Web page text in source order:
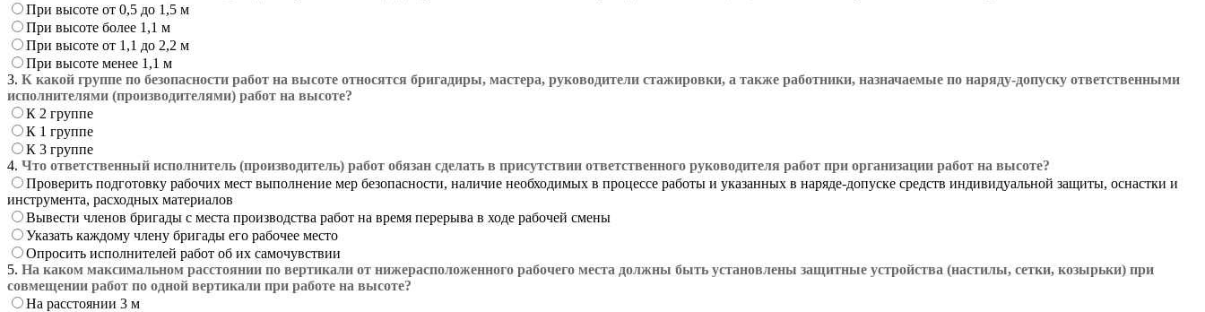
При высоте от 0,5 до 1,5 м
При высоте более 1,1 м
При высоте от 1,1 до 2,2 м
При высоте менее 1,1 м
3. К какой группе по безопасности работ на высоте относятся бригадиры, мастера, руководители стажировки, а также работники, назначаемые по наряду-допуску ответственными
исполнителями (производителями) работ на высоте?
К 2 группе
К 1 группе
К 3 группе
4. Что ответственный исполнитель (производитель) работ обязан сделать в присутствии ответственного руководителя работ при организации работ на высоте?
Проверить подготовку рабочих мест выполнение мер безопасности, наличие необходимых в процессе работы и указанных в наряде-допуске средств индивидуальной защиты, оснастки и
инструмента, расходных материалов
Вывести членов бригады с места производства работ на время перерыва в ходе рабочей смены
Указать каждому члену бригады его рабочее место
Опросить исполнителей работ об их самочувствии
5. На каком максимальном расстоянии по вертикали от нижерасположенного рабочего места должны быть установлены защитные устройства (настилы, сетки, козырьки) при
совмещении работ по одной вертикали при работе на высоте?
На расстоянии 3 м